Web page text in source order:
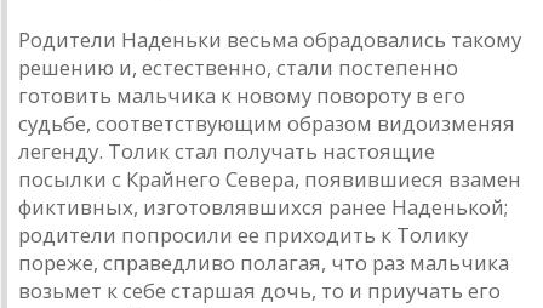
Родители Наденьки весьма обрадовались такому
решению и, естественно, стали постепенно
готовить мальчика к новому повороту в его
судьбе, соответствующим образом видоизменяя
легенду. Толик стал получать настоящие
посылки с Крайнего Севера, появившиеся взамен
фиктивных, изготовлявшихся ранее Наденькой;
родители попросили ее приходить к Толику
пореже, справедливо полагая, что раз мальчика
возьмет к себе старшая дочь, то и приучать его